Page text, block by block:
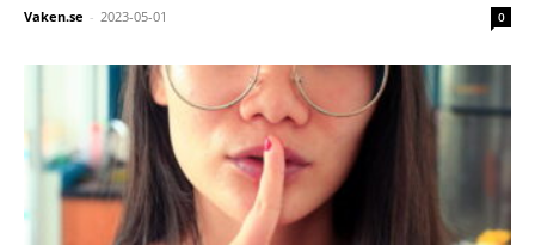
Vaken.se - 2023-05-01 0